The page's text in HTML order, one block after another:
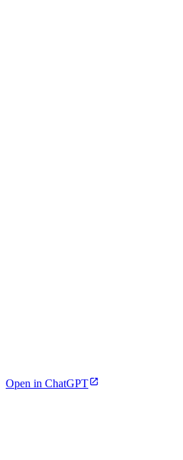
Open in ChatGPT